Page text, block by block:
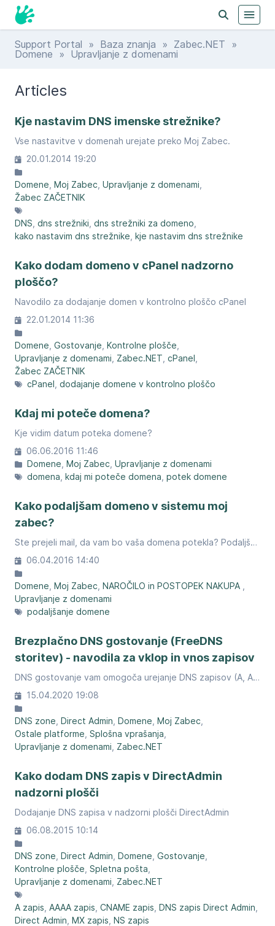
Support Portal » Baza znanja » Zabec.NET »
Domene » Upravljanje z domenami
Articles
Kje nastavim DNS imenske strežnike?
Vse nastavitve v domenah urejate preko Moj Zabec.
20.01.2014 19:20
Domene Moj Zabec Upravljanje z domenami
Žabec ZAČETNIK
DNS dns strežniki dns strežniki za domeno
kako nastavim dns strežnike kje nastavim dns strežnike
Kako dodam domeno v cPanel nadzorno
ploščo?
Navodilo za dodajanje domen v kontrolno ploščo cPanel
22.01.2014 11:36
Domene Gostovanje Kontrolne plošče
Upravljanje z domenami Zabec.NET cPanel
Žabec ZAČETNIK
cPanel dodajanje domene v kontrolno ploščo
Kdaj mi poteče domena?
Kje vidim datum poteka domene?
06.06.2016 11:46
Domene Moj Zabec Upravljanje z domenami
domena kdaj mi poteče domena potek domene
Kako podaljšam domeno v sistemu moj
zabec?
Ste prejeli mail, da vam bo vaša domena potekla? Podaljšajte jo enostavno v mojem zabcu.
06.04.2016 14:40
Domene Moj Zabec NAROČILO in POSTOPEK NAKUPA
Upravljanje z domenami
podaljšanje domene
Brezplačno DNS gostovanje (FreeDNS
storitev) - navodila za vklop in vnos zapisov
DNS gostovanje vam omogoča urejanje DNS zapisov (A, AAAA, CNAME, MX, TXT, SRV, ...) in usmeritev domene na želen IP. Uporabite ga lahko npr. za povezavo vaše domene s stranji, ki ste jo izdelali z spletnimi orodji (npr. Shopify, Squarespace, Wix,...).
15.04.2020 19:08
DNS zone Direct Admin Domene Moj Zabec
Ostale platforme Splošna vprašanja
Upravljanje z domenami Zabec.NET
Kako dodam DNS zapis v DirectAdmin
nadzorni plošči
Dodajanje DNS zapisa v nadzorni plošči DirectAdmin
06.08.2015 10:14
DNS zone Direct Admin Domene Gostovanje
Kontrolne plošče Spletna pošta
Upravljanje z domenami Zabec.NET
A zapis AAAA zapis CNAME zapis DNS zapis Direct Admin
Direct Admin MX zapis NS zapis